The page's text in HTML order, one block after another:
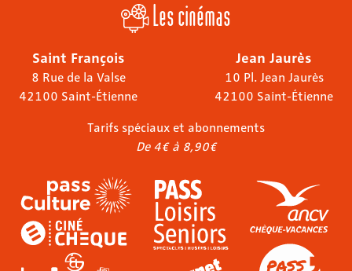
Les cinémas
Saint François
8 Rue de la Valse
42100 Saint-Étienne
Jean Jaurès
10 Pl. Jean Jaurès
42100 Saint-Étienne
Tarifs spéciaux et abonnements
De 4€ à 8,90€